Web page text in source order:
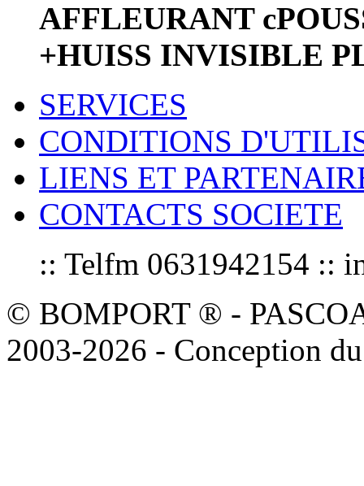
AFFLEURANT
+HUISS INVISIBLE
SERVICES
CONDITIONS
LIENS ET
CONTACTS SOCIETE
:: Telfm 0631942154 ::
© BOMPORT ® -
2003-2026 - Conception